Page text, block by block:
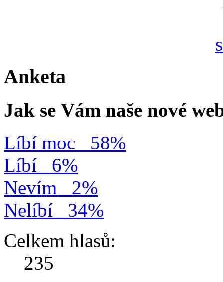
Anketa
Jak se Vám naše nové
Líbí moc
58%
Líbí
6%
Nevím
2%
Nelíbí
34%
Celkem hlasů:
235